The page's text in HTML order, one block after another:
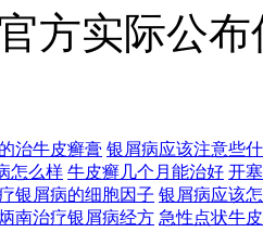
方实际公
治牛皮癣膏 银屑病应该注意些
怎么样 牛皮癣几个月能治好 开
银屑病的细胞因子 银屑病应该
南治疗银屑病经方 急性点状牛